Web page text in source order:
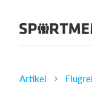
Über
Artikel